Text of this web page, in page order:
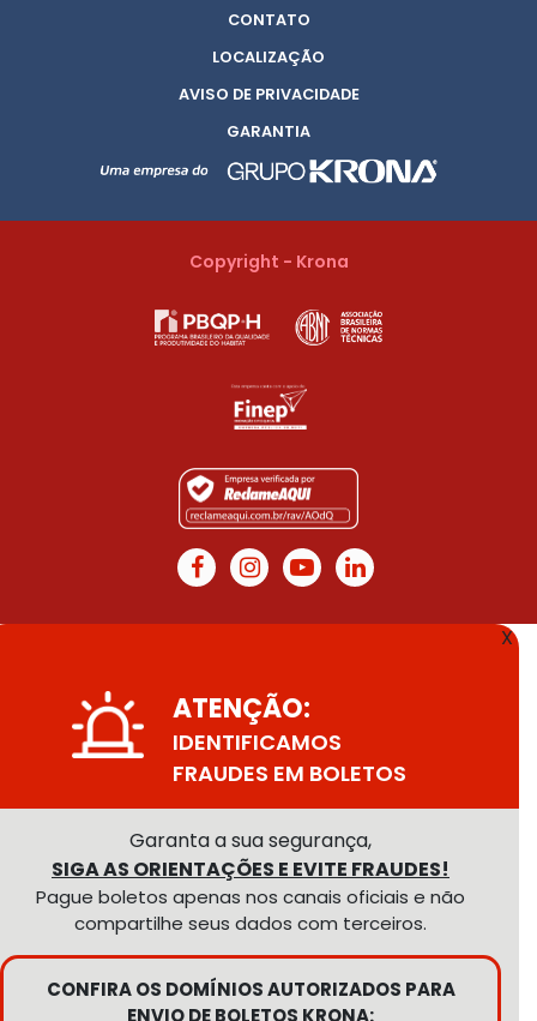
CONTATO
LOCALIZAÇÃO
AVISO DE PRIVACIDADE
GARANTIA
Copyright - Krona
X
ATENÇÃO:
IDENTIFICAMOS
FRAUDES EM BOLETOS
Garanta a sua segurança,
SIGA AS ORIENTAÇÕES E EVITE FRAUDES!
Pague boletos apenas nos canais oficiais e não
compartilhe seus dados com terceiros.
CONFIRA OS DOMÍNIOS AUTORIZADOS PARA
ENVIO DE BOLETOS KRONA: